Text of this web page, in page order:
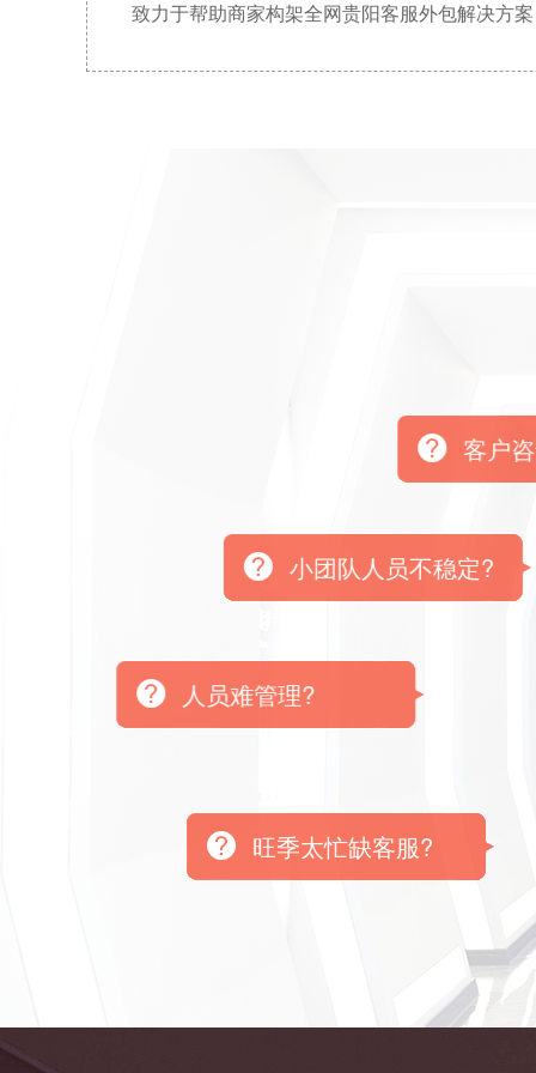
致力于帮助商家构架全网贵阳客服外包解决方案
客户
小团队人员不稳定?
人员难管理?
旺季太忙缺客服?